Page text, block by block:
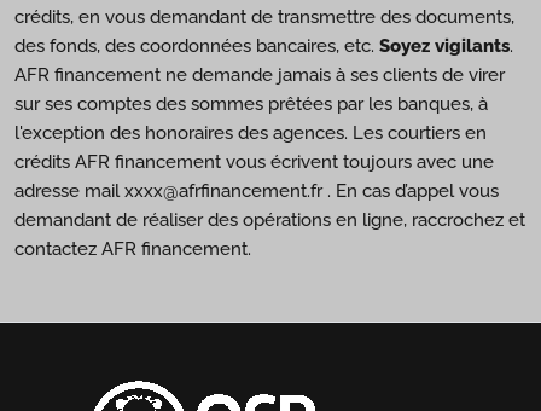
crédits, en vous demandant de transmettre des documents,
des fonds, des coordonnées bancaires, etc. Soyez vigilants.
AFR financement ne demande jamais à ses clients de virer
sur ses comptes des sommes prêtées par les banques, à
l'exception des honoraires des agences. Les courtiers en
crédits AFR financement vous écrivent toujours avec une
adresse mail xxxx@afrfinancement.fr . En cas d’appel vous
demandant de réaliser des opérations en ligne, raccrochez et
contactez AFR financement.